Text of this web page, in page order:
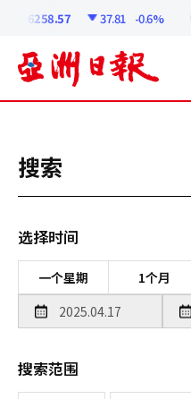
6258.57 37.81 -0.6%
搜索
选择时间
一个星期 1个月
搜索范围